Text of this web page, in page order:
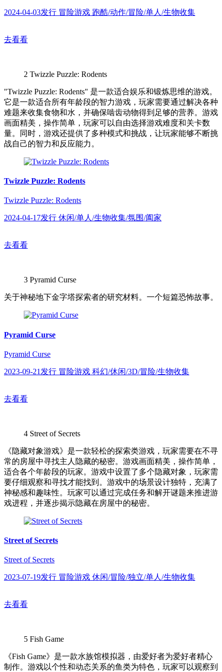
2024-04-03发行 冒险游戏 跑酷/动作/冒险/单人/生物收集
去看看
2 Twizzle Puzzle: Rodents
"Twizzle Puzzle: Rodents" 是一款适合娱乐和锻炼思维的游戏。
它是一款适合所有年龄段的智力游戏，玩家需要通过解决各种
难题来收集食物和水，并确保啮齿动物得到足够的营养。游戏
画面精美，操作简单，玩家可以自由选择游戏难度和关卡数
量。同时，游戏还提供了多种模式和挑战，让玩家能够不断挑
战自己的智力和反应能力。
Twizzle Puzzle: Rodents
Twizzle Puzzle: Rodents
2024-04-17发行 休闲/单人/生物收集/氛围/阖家
去看看
3 Pyramid Curse
关于神秘地下金字塔探索者的研究材料。一个短篇恐怖故事。
Pyramid Curse
Pyramid Curse
2023-09-21发行 冒险游戏 科幻/休闲/3D/冒险/生物收集
去看看
4 Street of Secrets
《隐藏对象游戏》是一款轻松的探索类游戏，玩家需要在不寻
常的房屋中寻找主人隐藏的秘密。游戏画面精美，操作简单，
适合各个年龄段的玩家。游戏中设置了多个隐藏对象，玩家需
要仔细观察和寻找才能找到。游戏中的场景设计独特，充满了
神秘感和趣味性。玩家可以通过完成任务和解开谜题来推进游
戏进程，并逐步揭示隐藏在房屋中的秘密。
Street of Secrets
Street of Secrets
2023-07-19发行 冒险游戏 休闲/冒险/独立/单人/生物收集
去看看
5 Fish Game
《Fish Game》是一款水族馆模拟器，由爱好者为爱好者精心
制作。游戏以个性和动态关系的鱼类为特色，玩家可以观察到